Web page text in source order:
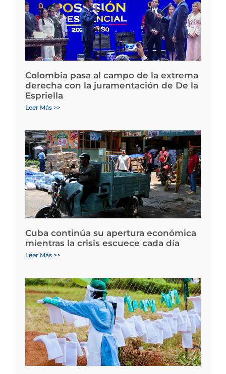
Colombia pasa al campo de la extrema
derecha con la juramentación de De la
Espriella
Leer Más >>
Cuba continúa su apertura económica
mientras la crisis escuece cada día
Leer Más >>